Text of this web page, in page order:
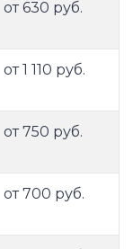
от 630 руб.
от 1 110 руб.
от 750 руб.
от 700 руб.